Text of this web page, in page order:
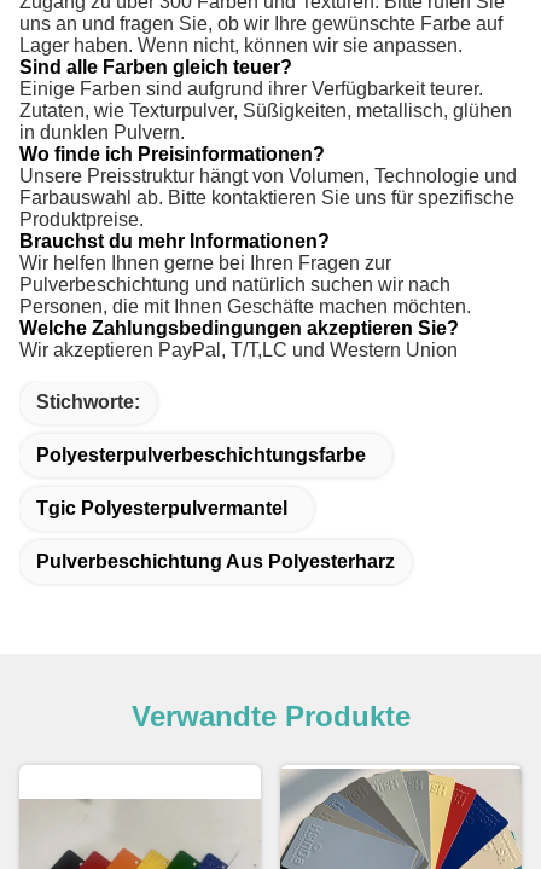
uns an und fragen Sie, ob wir Ihre gewünschte Farbe auf
Lager haben. Wenn nicht, können wir sie anpassen.
Sind alle Farben gleich teuer?
Einige Farben sind aufgrund ihrer Verfügbarkeit teurer.
Zutaten, wie Texturpulver, Süßigkeiten, metallisch, glühen
in dunklen Pulvern.
Wo finde ich Preisinformationen?
Unsere Preisstruktur hängt von Volumen, Technologie und
Farbauswahl ab. Bitte kontaktieren Sie uns für spezifische
Produktpreise.
Brauchst du mehr Informationen?
Wir helfen Ihnen gerne bei Ihren Fragen zur
Pulverbeschichtung und natürlich suchen wir nach
Personen, die mit Ihnen Geschäfte machen möchten.
Welche Zahlungsbedingungen akzeptieren Sie?
Wir akzeptieren PayPal, T/T, LC und Western Union
Stichworte:
Polyesterpulverbeschichtungsfarbe
Tgic Polyesterpulvermantel
Pulverbeschichtung Aus Polyesterharz
Verwandte Produkte